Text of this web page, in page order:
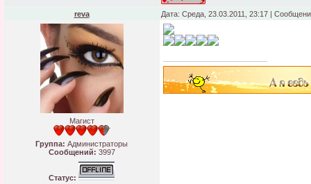
reva Дата: Среда, 23.03.2011, 23:17 |
Магист
Группа: Администраторы
Сообщений: 3997
Статус: